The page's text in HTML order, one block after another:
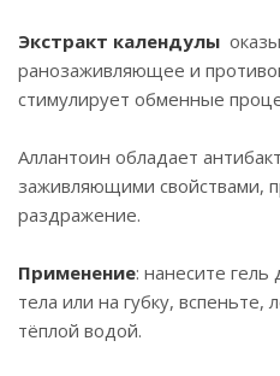
Экстракт календулы
ранозаживляющее и
стимулирует обменные
Аллантоин обладает
заживляющими свойствами,
раздражение.
Применение: нанесите
тела или на губку, вспеньте,
тёплой водой.